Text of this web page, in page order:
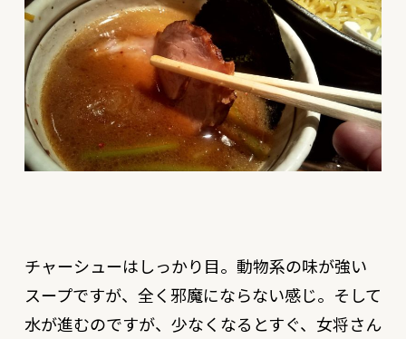
チャーシューはしっかり目。動物系の味が強い
スープですが、全く邪魔にならない感じ。そして
水が進むのですが、少なくなるとすぐ、女将さん